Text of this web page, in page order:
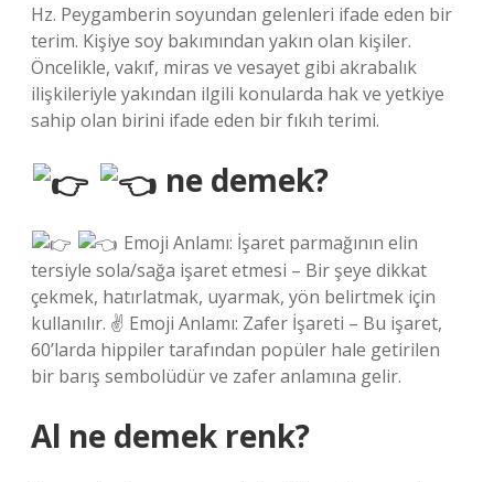
Hz. Peygamberin soyundan gelenleri ifade eden bir
terim. Kişiye soy bakımından yakın olan kişiler.
Öncelikle, vakıf, miras ve vesayet gibi akrabalık
ilişkileriyle yakından ilgili konularda hak ve yetkiye
sahip olan birini ifade eden bir fıkıh terimi.
ne demek?
Emoji Anlamı: İşaret parmağının elin
tersiyle sola/sağa işaret etmesi – Bir şeye dikkat
çekmek, hatırlatmak, uyarmak, yön belirtmek için
kullanılır. ✌ Emoji Anlamı: Zafer İşareti – Bu işaret,
60’larda hippiler tarafından popüler hale getirilen
bir barış sembolüdür ve zafer anlamına gelir.
Al ne demek renk?